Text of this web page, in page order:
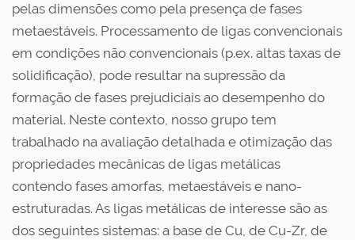
pelas dimensões como pela presença de fases
metaestáveis. Processamento de ligas convencionais
em condições não convencionais (p.ex. altas taxas de
solidificação), pode resultar na supressão da
formação de fases prejudiciais ao desempenho do
material. Neste contexto, nosso grupo tem
trabalhado na avaliação detalhada e otimização das
propriedades mecânicas de ligas metálicas
contendo fases amorfas, metaestáveis e nano-
estruturadas. As ligas metálicas de interesse são as
dos seguintes sistemas: a base de Cu, de Cu-Zr, de